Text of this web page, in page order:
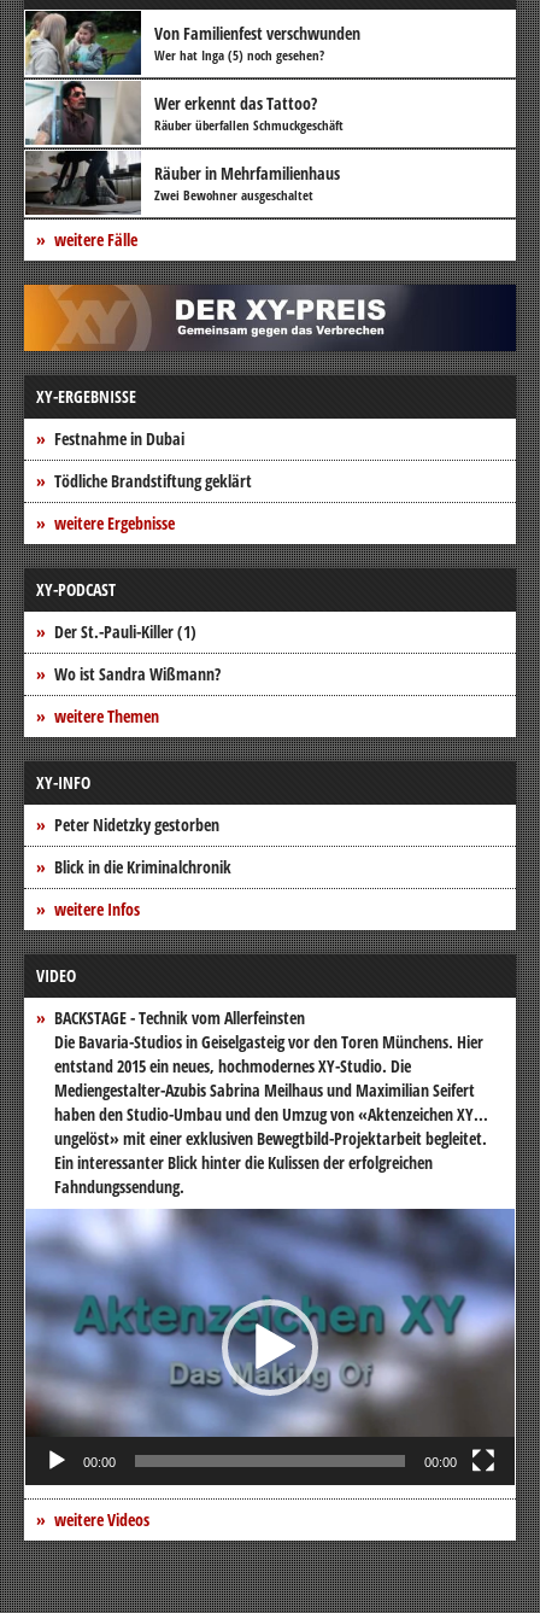
Von Familienfest verschwunden
Wer hat Inga (5) noch gesehen?
Wer erkennt das Tattoo?
Räuber überfallen Schmuckgeschäft
Räuber in Mehrfamilienhaus
Zwei Bewohner ausgeschaltet
weitere Fälle
XY-ERGEBNISSE
Festnahme in Dubai
Tödliche Brandstiftung geklärt
weitere Ergebnisse
XY-PODCAST
Der St.-Pauli-Killer (1)
Wo ist Sandra Wißmann?
weitere Themen
XY-INFO
Peter Nidetzky gestorben
Blick in die Kriminalchronik
weitere Infos
VIDEO
BACKSTAGE - Technik vom Allerfeinsten
Die Bavaria-Studios in Geiselgasteig vor den Toren Münchens. Hier
entstand 2015 ein neues, hochmodernes XY-Studio. Die
Mediengestalter-Azubis Sabrina Meilhaus und Maximilian Seifert
haben den Studio-Umbau und den Umzug von «Aktenzeichen XY...
ungelöst» mit einer exklusiven Bewegtbild-Projektarbeit begleitet.
Ein interessanter Blick hinter die Kulissen der erfolgreichen
Fahndungssendung.
Video-
Player
00:00 00:00
weitere Videos